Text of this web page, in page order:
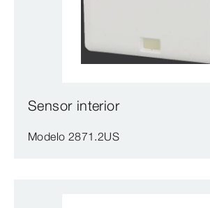
Sensor interior
Modelo 2871.2US